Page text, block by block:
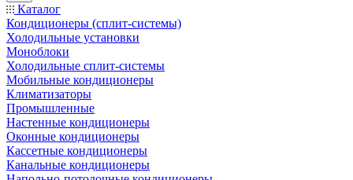
Каталог
Кондиционеры (сплит-системы)
Холодильные установки
Моноблоки
Холодильные сплит-системы
Мобильные кондиционеры
Климатизаторы
Промышленные
Настенные кондиционеры
Оконные кондиционеры
Кассетные кондиционеры
Канальные кондиционеры